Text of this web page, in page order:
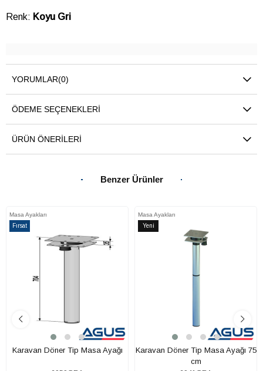
Renk: Koyu Gri
YORUMLAR(0)
ÖDEME SEÇENEKLERI
ÜRÜN ÖNERILERI
Benzer Ürünler
Masa Ayakları
Fırsat
Karavan Döner Tip Masa Ayağı
Masa Ayakları
Yeni
Karavan Döner Tip Masa Ayağı 75
cm